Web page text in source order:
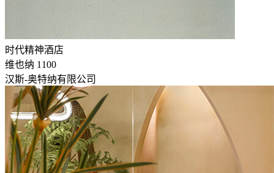
时代精神酒店
维也纳 1100
汉斯-奥特纳有限公司